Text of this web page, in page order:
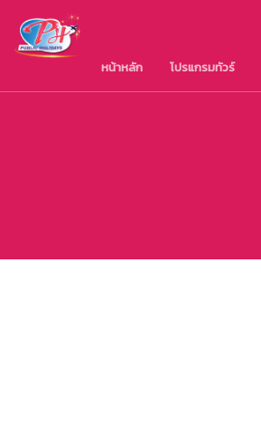
หน้าหลัก โปรแกรมทัวร์